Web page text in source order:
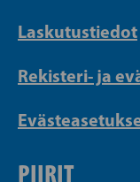
Laskutustiedot
Rekisteri- ja
PIIRIT